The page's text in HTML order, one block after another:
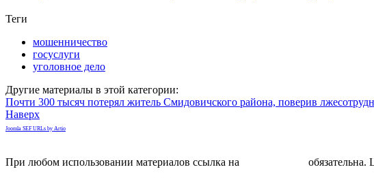
Теги
мошенничество
госуслуги
уголовное дело
Другие материалы в этой категории:
Почти 300 тысяч потерял житель Смидовичского района, поверив
Наверх
Joomla SEF URLs by Artio
При любом использовании материалов ссылка на